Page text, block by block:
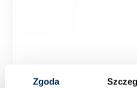
Zgoda
Grzałka przepływowa